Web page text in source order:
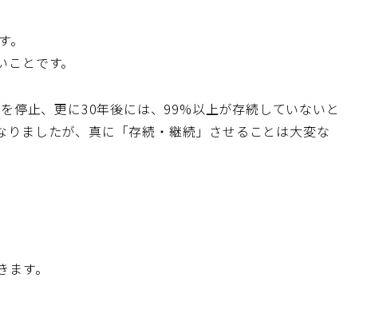
とです。
停止、更に30年後には、99%以上が存続していないと
ましたが、真に「存続・継続」させることは大変な
す。